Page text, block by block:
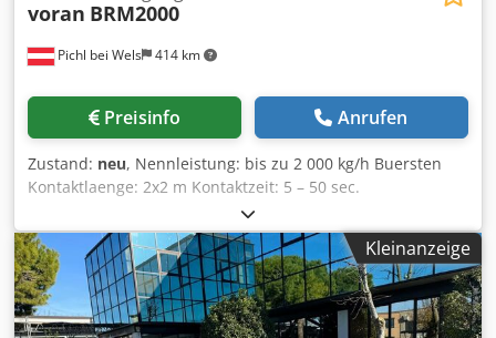
Pichl bei Wels 414 km
voran BRM2000
Preisinfo Anrufen
Zustand: neu, Nennleistung: bis zu 2 000 kg/h Buersten
Kontaktlaenge: 2x2 m Kontaktzeit: 5 – 50 sec.
Motorleistung: 1,5 (2,0) kW (PS) Elektrischer Anschluss:
220V 50Hz (1 phase) Elektrische Absicherung: 16 A Stecker
Typ: F (=SCHUKO) Abmessungen: Laenge: 2 670 mm Breite:
825 mm Hoehe: 1 400 mm Djdpfx Aledix E Rsgeck Gewicht:
350 kg Hoehe Obstannahme: 840 mm Hoehe Obstauswurf:
700 mm Frischwasseranschluss: ¾ ”
Kleinanzeige